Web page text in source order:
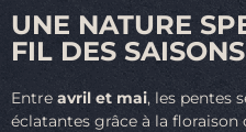
UNE NATURE
FIL DES SAISONS
Entre avril et mai, les pentes
éclatantes grâce à la floraison